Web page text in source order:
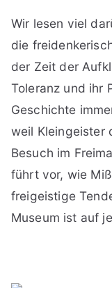
Wir lesen viel
die
der Zeit der
Toleranz und ihr
Geschichte
weil Kleingeister
Besuch im
führt vor, wie
freigeistige
Museum ist auf